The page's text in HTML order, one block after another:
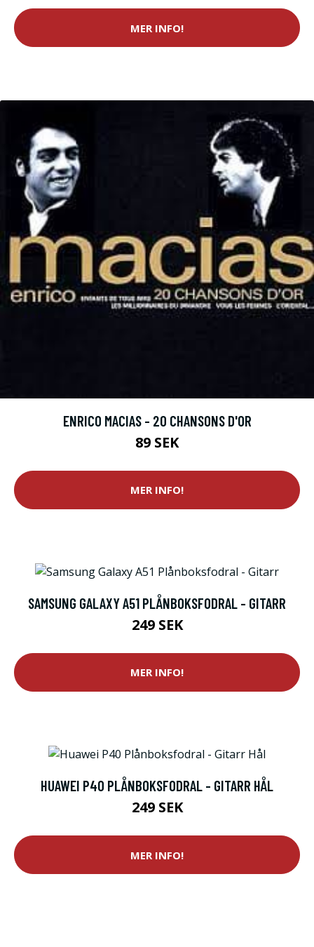
MER INFO!
ENRICO MACIAS - 20 CHANSONS D'OR
89 SEK
MER INFO!
SAMSUNG GALAXY A51 PLÅNBOKSFODRAL - GITARR
249 SEK
MER INFO!
HUAWEI P40 PLÅNBOKSFODRAL - GITARR HÅL
249 SEK
MER INFO!